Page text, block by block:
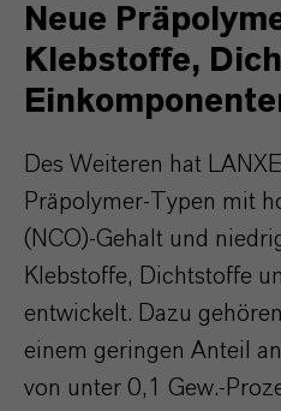
Neue
Klebstoffe,
Des Weiteren hat
Präpolymer-Typen mit
(NCO)-Gehalt und
Klebstoffe, Dichtstoffe
entwickelt. Dazu
einem geringen Anteil
von unter 0,1 Gew.-